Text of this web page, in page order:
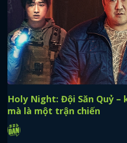
Holy Night: Đội Săn Quỷ –
mà là một trận chiến